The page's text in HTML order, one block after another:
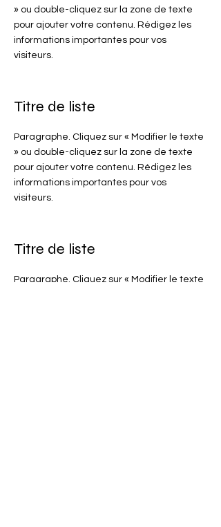
» ou double-cliquez sur la zone de texte
pour ajouter votre contenu. Rédigez les
informations importantes pour vos
visiteurs.
Titre de liste
Paragraphe. Cliquez sur « Modifier le texte
» ou double-cliquez sur la zone de texte
pour ajouter votre contenu. Rédigez les
informations importantes pour vos
visiteurs.
Titre de liste
Paragraphe. Cliquez sur « Modifier le texte